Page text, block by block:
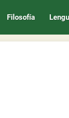
Filosofía